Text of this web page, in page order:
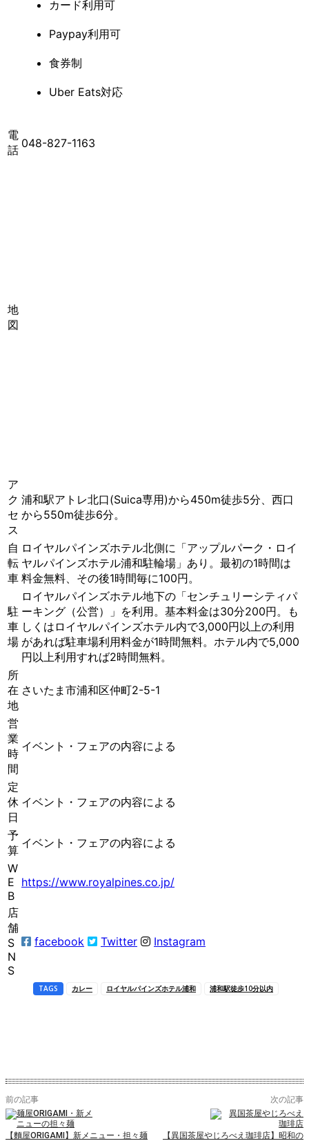
カード利用可
Paypay利用可
食券制
Uber Eats対応
電
話 048-827-1163
地
図
ア
ク
セ
ス
浦和駅アトレ北口(Suica専用)から450m徒歩5分、西口
から550m徒歩6分。
自
転
車
ロイヤルパインズホテル北側に「アップルパーク・ロイ
ヤルパインズホテル浦和駐輪場」あり。最初の1時間は
料金無料、その後1時間毎に100円。
駐
車
場
ロイヤルパインズホテル地下の「センチュリーシティパ
ーキング（公営）」を利用。基本料金は30分200円。も
しくはロイヤルパインズホテル内で3,000円以上の利用
があれば駐車場利用料金が1時間無料。ホテル内で5,000
円以上利用すれば2時間無料。
所
在
地
さいたま市浦和区仲町2-5-1
営
業
時
間
イベント・フェアの内容による
定
休
日
イベント・フェアの内容による
予
算
イベント・フェアの内容による
W
E
B
https://www.royalpines.co.jp/
店
舗
S
N
S
facebook Twitter Instagram
TAGS カレー ロイヤルパインズホテル浦和 浦和駅徒歩10分以内
前の記事
【麵屋ORIGAMI】新メニュー・担々麺
次の記事
【異国茶屋やじろべえ珈琲店】昭和の